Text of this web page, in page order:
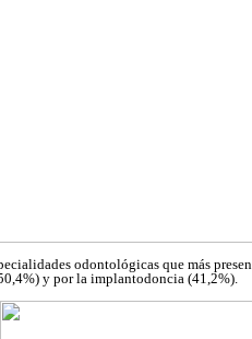
odontológicas que más
y por la implantodoncia (41,2%).